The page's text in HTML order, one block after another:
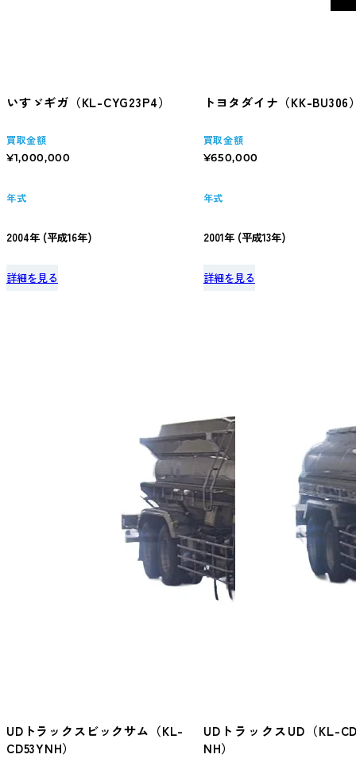
いすゞギガ（KL-CYG23P4）
買取金額
¥1,000,000
年式
2004年 (平成16年)
詳細を見る
トヨタダイナ（KK-BU306
買取金額
¥650,000
年式
2001年 (平成13年)
詳細を見る
UDトラックスビックサム（KL-
CD53YNH）
UDトラックスUD（KL-
NH）